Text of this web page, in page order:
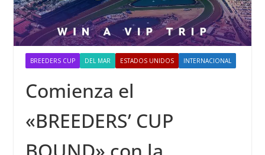
BREEDERS CUP DEL MAR ESTADOS UNIDOS INTERNACIONAL
Comienza el
«BREEDERS’ CUP